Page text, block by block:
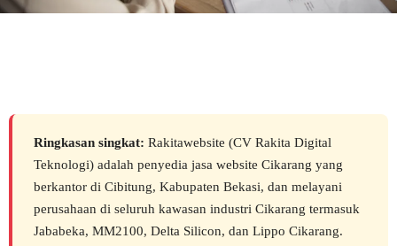
Ringkasan singkat: Rakitawebsite (CV Rakita Digital
Teknologi) adalah penyedia jasa website Cikarang yang
berkantor di Cibitung, Kabupaten Bekasi, dan melayani
perusahaan di seluruh kawasan industri Cikarang termasuk
Jababeka, MM2100, Delta Silicon, dan Lippo Cikarang.